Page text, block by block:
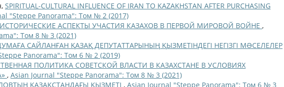
SPIRITUAL-CULTURAL INFLUENCE OF IRAN TO KAZAKHSTAN AFTER PURCHASING
"Steppe Panorama": Том № 2 (2017)
ИСТОРИЧЕСКИЕ АСПЕКТЫ УЧАСТИЯ КАЗАХОВ В ПЕРВОЙ МИРОВОЙ ВОЙНЕ ,
Том 8 № 3 (2021)
САЙЛАНҒАН ҚАЗАҚ ДЕПУТАТТАРЫНЫҢ ҚЫЗМЕТІНДЕГІ НЕГІЗГІ МƏСЕЛЕЛЕР
Panorama": Том 6 № 2 (2019)
ПОЛИТИКА СОВЕТСКОЙ ВЛАСТИ В КАЗАХСТАНЕ В УСЛОВИЯХ
, Asian Journal "Steppe Panorama": Том 8 № 3 (2021)
ҚАЗАҚСТАНДАҒЫ ҚЫЗМЕТІ , Asian Journal "Steppe Panorama": Том 6 № 3